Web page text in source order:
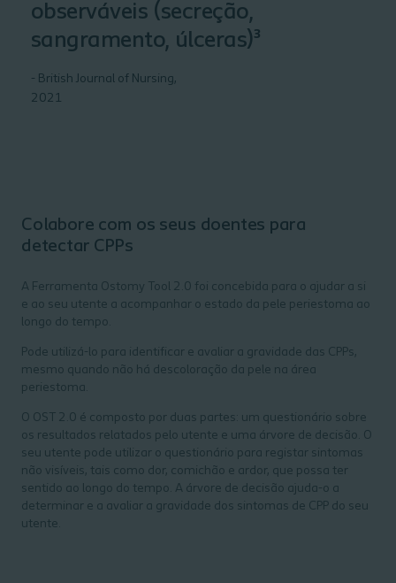
observáveis (secreção,
sangramento, úlceras)³
- British Journal of Nursing,
2021
Colabore com os seus doentes para
detectar CPPs
A Ferramenta Ostomy Tool 2.0 foi concebida para o ajudar a si
e ao seu utente a acompanhar o estado da pele periestoma ao
longo do tempo.
Pode utilizá-lo para identificar e avaliar a gravidade das CPPs,
mesmo quando não há descoloração da pele na área
periestoma.
O OST 2.0 é composto por duas partes: um questionário sobre
os resultados relatados pelo utente e uma árvore de decisão. O
seu utente pode utilizar o questionário para registar sintomas
não visíveis, tais como dor, comichão e ardor, que possa ter
sentido ao longo do tempo. A árvore de decisão ajuda-o a
determinar e a avaliar a gravidade dos sintomas de CPP do seu
utente.